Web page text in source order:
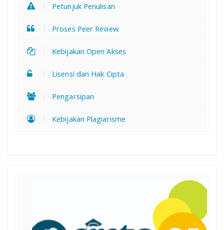
Petunjuk Penulisan
Proses Peer Review
Kebijakan Open Akses
Lisensi dan Hak Cipta
Pengarsipan
Kebijakan Plagiarisme